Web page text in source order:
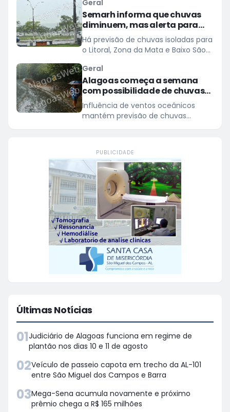
Geral
Semarh informa que chuvas
diminuem, mas alerta para
Estado de Atenção
Há previsão de chuvas isoladas para
o Litoral, Zona da Mata e Baixo São
domingo (28)
Geral
Alagoas começa a semana
com possibilidade de chuvas
passageiras
Influência de ventos oceânicos
mantém previsão de chuvas
PUBLICIDADE
Últimas Notícias
01Judiciário de Alagoas funciona em regime de
plantão nos dias 10 e 11 de agosto
02Veículo de passeio capota em trecho da AL-101
entre São Miguel dos Campos e Barra
03Mega-Sena acumula novamente e próximo
prêmio chega a R$ 165 milhões